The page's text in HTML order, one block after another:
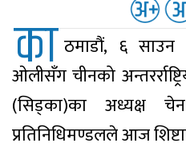
का ठमाडौं, ६ साउन
ओलीसँग चीनको
(सिड्का)का अध्यक्ष
प्रतिनिधिमण्डलले आज